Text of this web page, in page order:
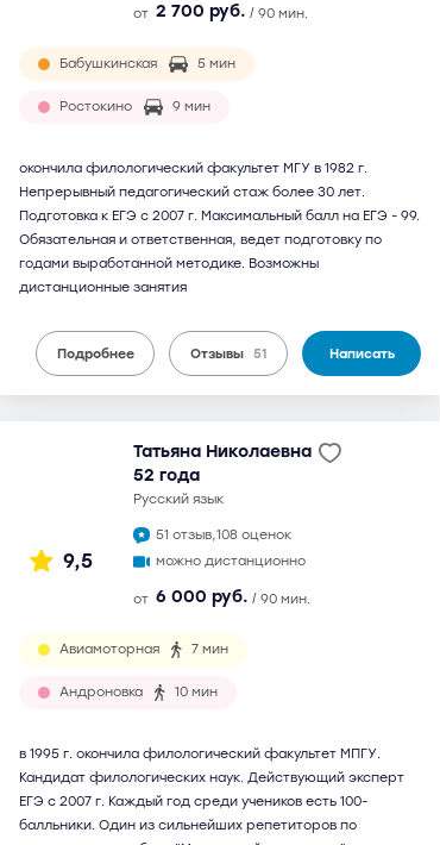
от 2 700 руб. / 90 мин.
Бабушкинская 5 мин
Ростокино 9 мин
окончила филологический факультет МГУ в 1982 г.
Непрерывный педагогический стаж более 30 лет.
Подготовка к ЕГЭ с 2007 г. Максимальный балл на ЕГЭ - 99.
Обязательная и ответственная, ведет подготовку по
годами выработанной методике. Возможны
дистанционные занятия
Подробнее Отзывы 51 Написать
9,5
Татьяна Николаевна
52 года
русский язык
51 отзыв,108 оценок
можно дистанционно
от 6 000 руб. / 90 мин.
Авиамоторная 7 мин
Андроновка 10 мин
в 1995 г. окончила филологический факультет МПГУ.
Кандидат филологических наук. Действующий эксперт
ЕГЭ с 2007 г. Каждый год среди учеников есть 100-
балльники. Один из сильнейших репетиторов по